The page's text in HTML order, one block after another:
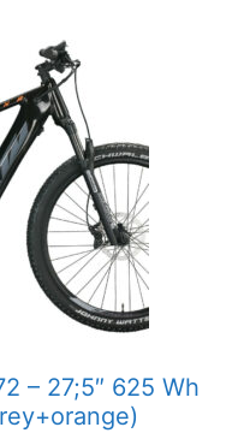
– 27;5″ 625 Wh